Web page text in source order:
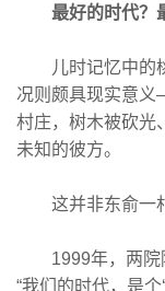
最好的时代？
儿时记忆中的桃
况则颇具现实意义
村庄，树木被砍光
未知的彼方。
这并非东俞一村
1999年，两院院
“我们的时代，是个